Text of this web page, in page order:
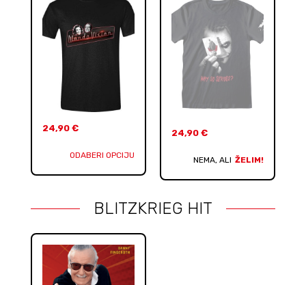
24,90 €
ODABERI OPCIJU
24,90 €
NEMA, ALI ŽELIM!
BLITZKRIEG HIT